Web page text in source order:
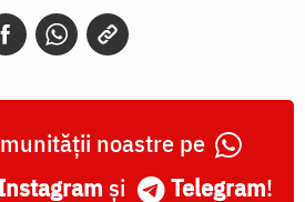
noastre pe
și Telegram!